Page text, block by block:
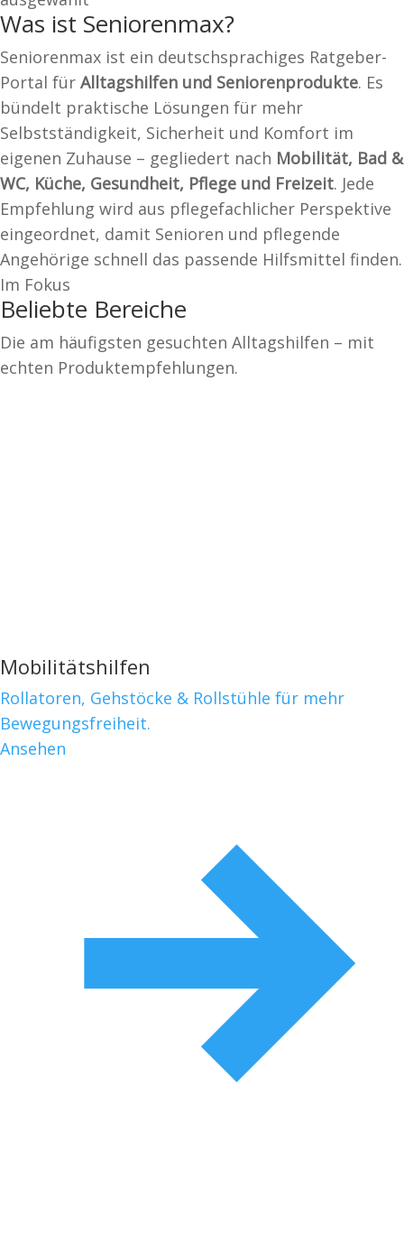
Was ist Seniorenmax?
Seniorenmax ist ein deutschsprachiges Ratgeber-
Portal für Alltagshilfen und Seniorenprodukte. Es
bündelt praktische Lösungen für mehr
Selbstständigkeit, Sicherheit und Komfort im
eigenen Zuhause – gegliedert nach Mobilität, Bad &
WC, Küche, Gesundheit, Pflege und Freizeit. Jede
Empfehlung wird aus pflegefachlicher Perspektive
eingeordnet, damit Senioren und pflegende
Angehörige schnell das passende Hilfsmittel finden.
Im Fokus
Beliebte Bereiche
Die am häufigsten gesuchten Alltagshilfen – mit
echten Produktempfehlungen.
Mobilitätshilfen
Rollatoren, Gehstöcke & Rollstühle für mehr
Bewegungsfreiheit.
Ansehen